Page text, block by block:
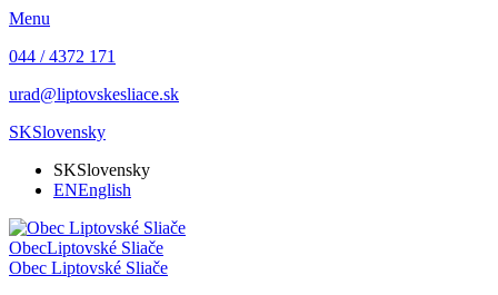
Menu
044 / 4372 171
urad@liptovskesliace.sk
SKSlovensky
SKSlovensky
ENEnglish
ObecLiptovské Sliače
Obec Liptovské Sliače